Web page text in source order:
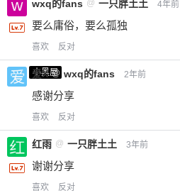
wxq的fans @ 一只胖土土 4年前
要么庸俗，要么孤独
喜欢 反对
小黑屋
爱X @ wxq的fans 2年前
感谢分享
喜欢 反对
红雨 @ 一只胖土土 3年前
谢谢分享
喜欢 反对